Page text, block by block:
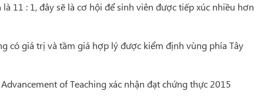
: 1, đây sẽ là cơ hội để sinh viên được tiếp xúc nhiều hơn
giá trị và tầm giá hợp lý được kiểm định vùng phía Tây
of Teaching xác nhận đạt chứng thực 2015